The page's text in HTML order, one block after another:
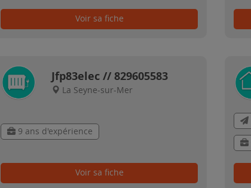
Voir sa fiche
Jfp83elec // 829605583
La Seyne-sur-Mer
9 ans d'expérience
Voir sa fiche